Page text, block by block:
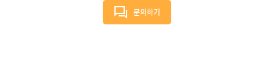
문의하기